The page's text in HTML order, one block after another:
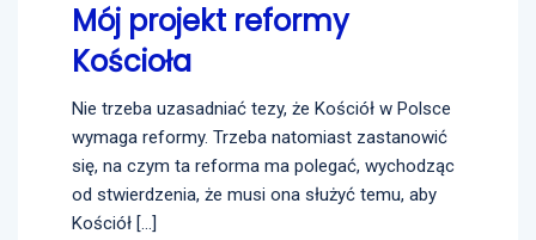
Mój projekt reformy
Kościoła
Nie trzeba uzasadniać tezy, że Kościół w Polsce
wymaga reformy. Trzeba natomiast zastanowić
się, na czym ta reforma ma polegać, wychodząc
od stwierdzenia, że musi ona służyć temu, aby
Kościół […]